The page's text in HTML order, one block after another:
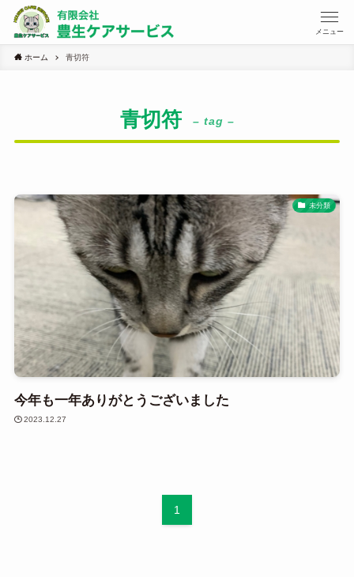
メニュー
ホーム 青切符
青切符 – tag –
未分類
今年も一年ありがとうございました
2023.12.27
1